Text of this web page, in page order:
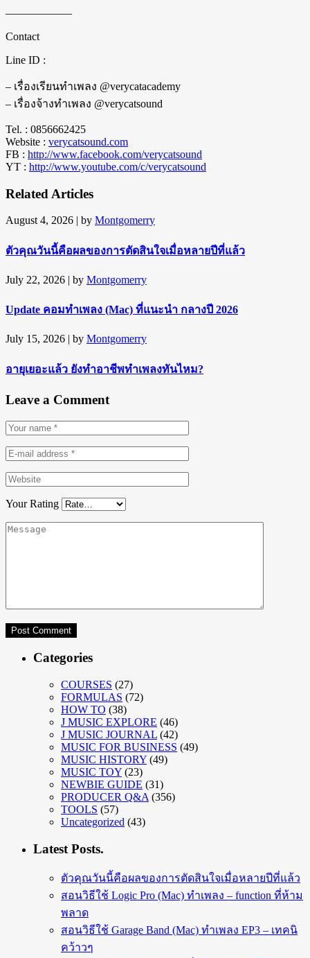
——————
Contact
Line ID :
– เรื่องเรียนทำเพลง @verycatacademy
– เรื่องจ้างทำเพลง @verycatsound
Tel. : 0856662425
Website : verycatsound.com
FB : http://www.facebook.com/verycatsound
YT : http://www.youtube.com/c/verycatsound
Related Articles
August 4, 2026 | by Montgomerry
ตัวคุณวันนี้คือผลของการตัดสินใจเมื่อหลายปีที่แล้ว
July 22, 2026 | by Montgomerry
Update คอมทำเพลง (Mac) ที่แนะนำ กลางปี 2026
July 15, 2026 | by Montgomerry
อายุเยอะแล้ว ยังทำอาชีพทำเพลงทันไหม?
Leave a Comment
Your Rating
Categories
COURSES (27)
FORMULAS (72)
HOW TO (38)
J MUSIC EXPLORE (46)
J MUSIC JOURNAL (42)
MUSIC FOR BUSINESS (49)
MUSIC HISTORY (49)
MUSIC TOY (23)
NEWBIE GUIDE (31)
PRODUCER Q&A (356)
TOOLS (57)
Uncategorized (43)
Latest Posts.
ตัวคุณวันนี้คือผลของการตัดสินใจเมื่อหลายปีที่แล้ว
สอนวิธีใช้ Logic Pro (Mac) ทำเพลง – function ที่ห้าม
พลาด
สอนวิธีใช้ Garage Band (Mac) ทำเพลง EP3 – เทคนิ
คว้าวๆ